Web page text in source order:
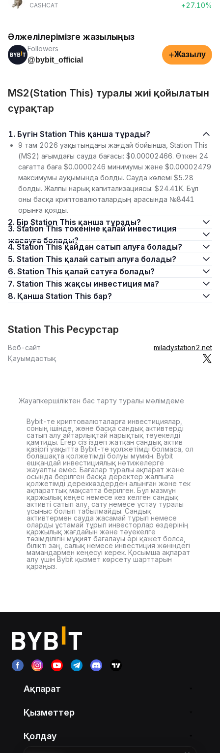
CASHCAT
+27.10%
Әлжелілерімізге жазылыңыз
Followers
@bybit_official
+Жазылу
MS2(Station This) туралы жиі қойылатын
сұрақтар
1. Бүгін Station This қанша тұрады?
9 там 2026 уақытындағы жағдай бойынша, Station This
(MS2) ағымдағы сауда бағасы: $0.00002466. Өткен 24
сағатта баға $0.0000246 минимумы және $0.00002479
максимумы ауқымында болды. Сауда көлемі $5.28
болды. Жалпы нарық капитализациясы: $24.41K. Бұл
оны басқа криптовалюталардың арасында №8441
орынға қояды.
2. Бір Station This қанша тұрады?
3. Station This токеніне қалай инвестиция
жасауға болады?
4. Station This қайдан сатып алуға болады?
5. Station This қалай сатып алуға болады?
6. Station This қалай сатуға болады?
7. Station This жақсы инвестиция ма?
8. Қанша Station This бар?
Station This Ресурстар
Веб-сайт
miladystation2.net
Қауымдастық
Жауапкершіліктен бас тарту туралы мәлімдеме
Bybit-те криптовалюталарға инвестициялар,
соның ішінде, және басқа сандық активтерді
сатып алу айтарлықтай нарықтық тәуекелді
қамтиды. Егер сіз іздеп жатқан сандық актив
қазіргі уақытта Bybit-те қолжетімді болмаса, ол
болашақта қолжетімді болуы мүмкін. Bybit
ешқандай инвестициялық нәтижелерге
жауапты емес. Бағалар туралы ақпарат және
осында берілген басқа деректер жалпыға
қолжетімді дереккөздерден алынған және тек
ақпараттық мақсатта берілген. Бұл мазмұн
қаржылық кеңес немесе кез келген сандық
активті сатып алу, сату немесе ұстау туралы
ұсыныс болып табылмайды. Сандық
активтермен сауда жасамай тұрып немесе
оларды ұстамай тұрып инвесторлар өздерінің
қаржылық жағдайын және тәуекелге
төзімділігін мұқият бағалауы әрі қажет болса,
білікті заң, салық немесе инвестиция жөніндегі
мамандармен кеңесуі керек. Қосымша ақпарат
алу үшін Bybit қызмет көрсету шарттарын
қараңыз.
Ақпарат
Қызметтер
Қолдау